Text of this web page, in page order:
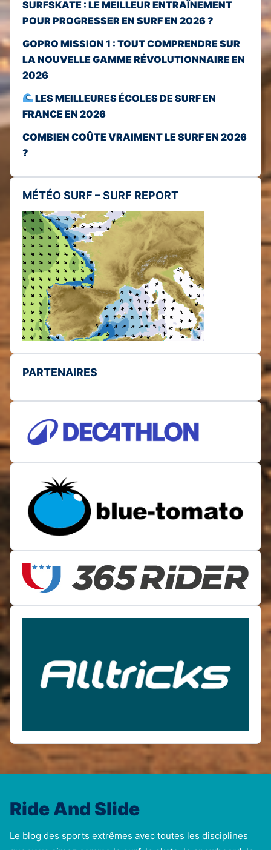
SURFSKATE : LE MEILLEUR ENTRAÎNEMENT
POUR PROGRESSER EN SURF EN 2026 ?
GOPRO MISSION 1 : TOUT COMPRENDRE SUR
LA NOUVELLE GAMME RÉVOLUTIONNAIRE EN
2026
LES MEILLEURES ÉCOLES DE SURF EN
FRANCE EN 2026
COMBIEN COÛTE VRAIMENT LE SURF EN 2026
?
MÉTÉO SURF – SURF REPORT
PARTENAIRES
Ride And Slide
Le blog des sports extrêmes avec toutes les disciplines